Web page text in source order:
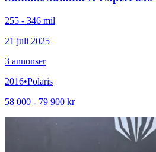
255 - 346 mil
21 juli 2025
3 annonser
2016•Polaris
58 000 - 79 900 kr